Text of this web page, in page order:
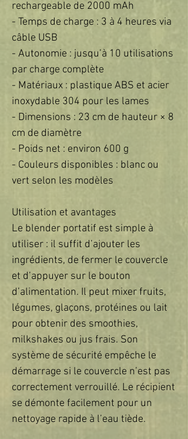
rechargeable de 2000 mAh
- Temps de charge : 3 à 4 heures via
câble USB
- Autonomie : jusqu’à 10 utilisations
par charge complète
- Matériaux : plastique ABS et acier
inoxydable 304 pour les lames
- Dimensions : 23 cm de hauteur × 8
cm de diamètre
- Poids net : environ 600 g
- Couleurs disponibles : blanc ou
vert selon les modèles
Utilisation et avantages
Le blender portatif est simple à
utiliser : il suffit d’ajouter les
ingrédients, de fermer le couvercle
et d’appuyer sur le bouton
d’alimentation. Il peut mixer fruits,
légumes, glaçons, protéines ou lait
pour obtenir des smoothies,
milkshakes ou jus frais. Son
système de sécurité empêche le
démarrage si le couvercle n’est pas
correctement verrouillé. Le récipient
se démonte facilement pour un
nettoyage rapide à l’eau tiède.